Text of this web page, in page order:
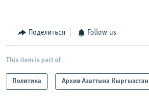
Поделиться Follow us
This item is part of
Политика Архив Азаттыка Кыргызстан